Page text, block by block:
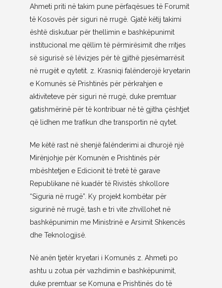
Ahmeti priti në takim pune përfaqësues të Forumit
të Kosovës për siguri në rrugë. Gjatë këtij takimi
është diskutuar për thellimin e bashkëpunimit
institucional me qëllim të përmirësimit dhe rritjes
së sigurisë së lëvizjes për të gjithë pjesëmarrësit
në rrugët e qytetit. z. Krasniqi falënderojë kryetarin
e Komunës së Prishtinës për përkrahjen e
aktiviteteve për siguri në rrugë, duke premtuar
gatishmërinë për të kontribuar në të gjitha çështjet
që lidhen me trafikun dhe transportin në qytet.
Me këtë rast në shenjë falënderimi ai dhurojë një
Mirënjohje për Komunën e Prishtinës për
mbështetjen e Edicionit të tretë të garave
Republikane në kuadër të Rivistës shkollore
“Siguria në rrugë”. Ky projekt kombëtar për
sigurinë në rrugë, tash e tri vite zhvillohet në
bashkëpunimin me Ministrinë e Arsimit Shkencës
dhe Teknologjisë.
Në anën tjetër kryetari i Komunës z. Ahmeti po
ashtu u zotua për vazhdimin e bashkëpunimit,
duke premtuar se Komuna e Prishtinës do të